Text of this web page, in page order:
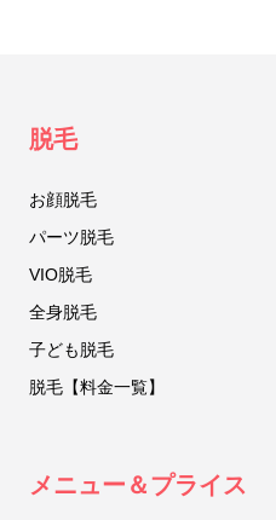
脱毛
お顔脱毛
パーツ脱毛
VIO脱毛
全身脱毛
子ども脱毛
脱毛【料金一覧】
メニュー＆プライス